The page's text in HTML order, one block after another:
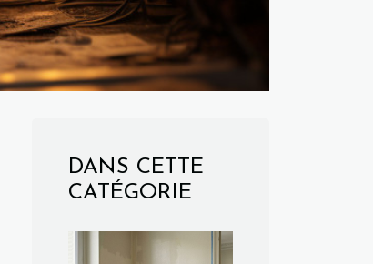
DANS CETTE
CATÉGORIE